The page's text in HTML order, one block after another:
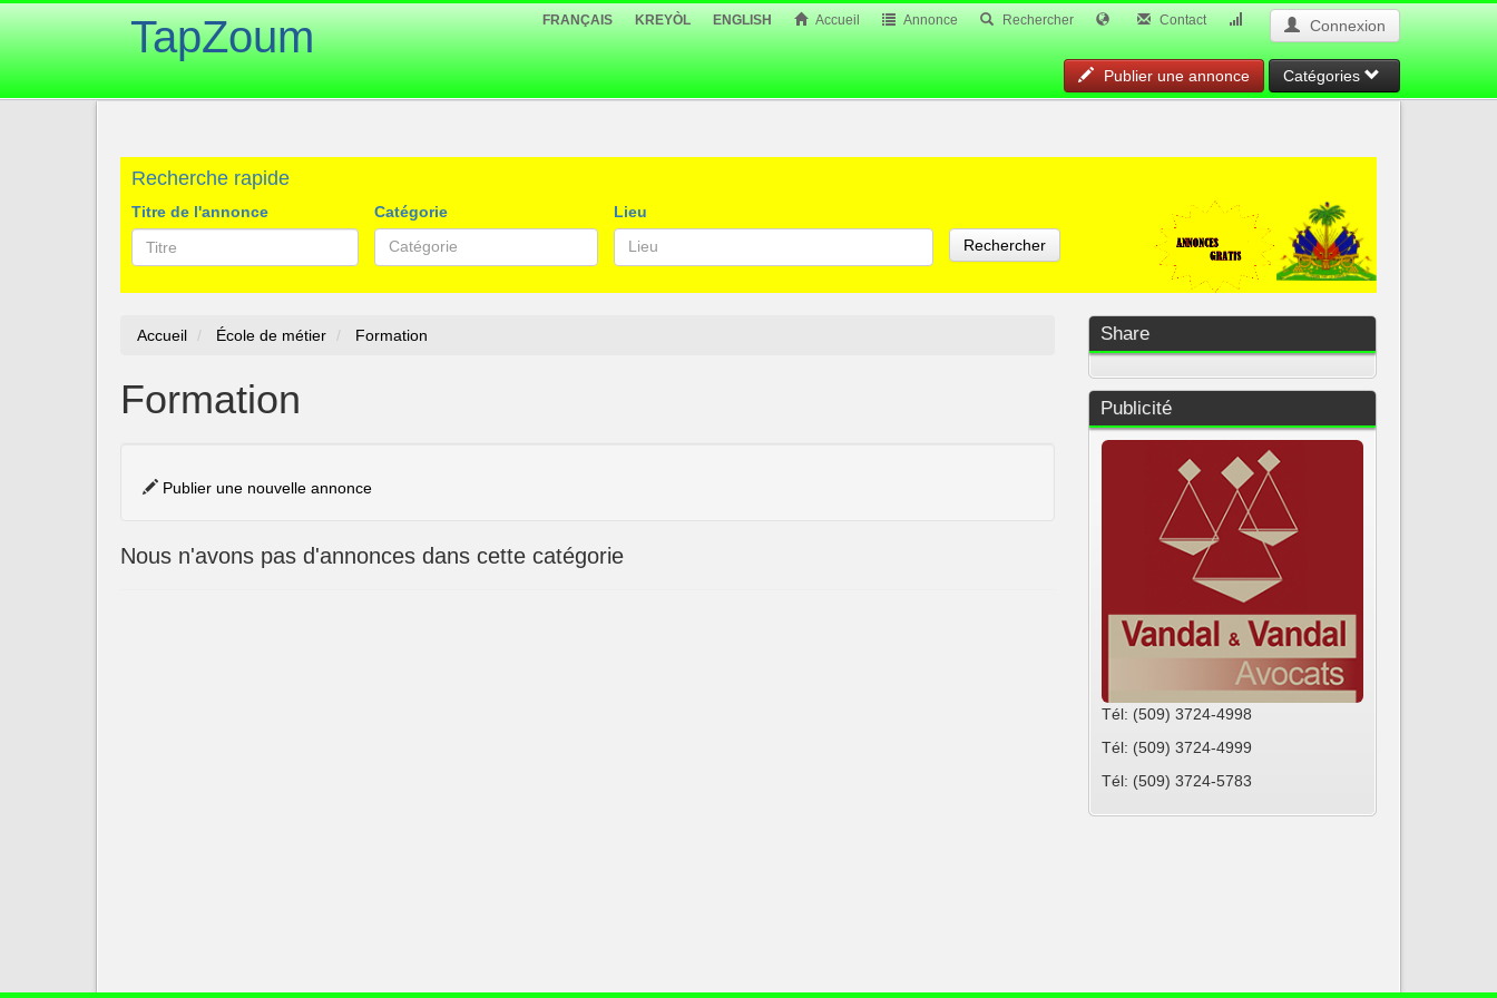
TapZoum FRANÇAIS KREYÒL ENGLISH Accueil Annonce Rechercher Contact Connexion
Publier une annonce Catégories
Recherche rapide
Titre de l'annonce
Catégorie
Catégorie
Lieu
Lieu
Rechercher
Accueil École de métier Formation
Formation
Publier une nouvelle annonce
Nous n'avons pas d'annonces dans cette catégorie
Share
Publicité
Tél: (509) 3724-4998
Tél: (509) 3724-4999
Tél: (509) 3724-5783